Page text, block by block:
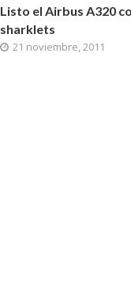
Listo el Airbus A320
sharklets
21 noviembre, 2011